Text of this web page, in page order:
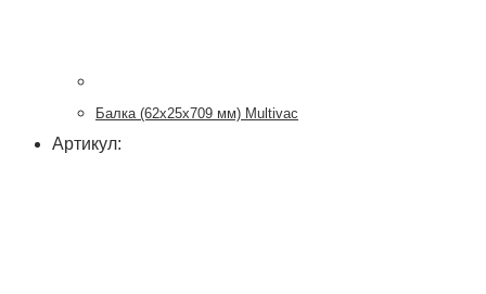
Балка (62х25х709 мм) Multivac
Артикул: